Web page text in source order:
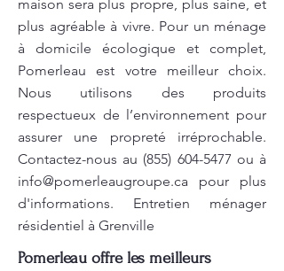
maison sera plus propre, plus saine, et
plus agréable à vivre. Pour un ménage
à domicile écologique et complet,
Pomerleau est votre meilleur choix.
Nous utilisons des produits
respectueux de l’environnement pour
assurer une propreté irréprochable.
Contactez-nous au (855) 604-5477 ou à
info@pomerleaugroupe.ca pour plus
d'informations. Entretien ménager
résidentiel à Grenville
Pomerleau offre les meilleurs